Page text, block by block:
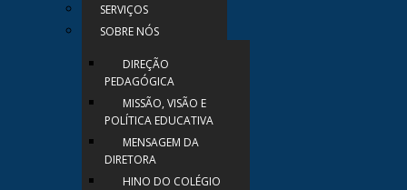
SERVIÇOS
SOBRE NÓS
DIREÇÃO
PEDAGÓGICA
MISSÃO, VISÃO E
POLÍTICA EDUCATIVA
MENSAGEM DA
DIRETORA
HINO DO COLÉGIO